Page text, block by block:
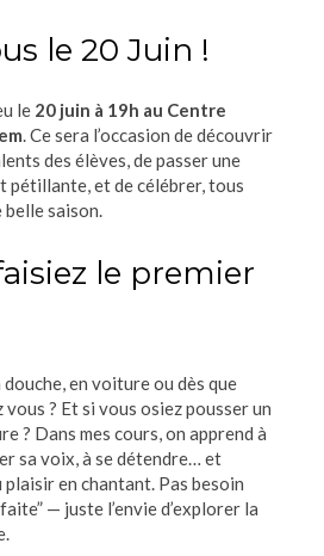
le 20 Juin !
le 20 juin à 19h au Centre
. Ce sera l’occasion de découvrir
des élèves, de passer une
pétillante, et de célébrer, tous
belle saison.
le premier
en voiture ou dès que
vous ? Et si vous osiez pousser un
? Dans mes cours, on apprend à
sa voix, à se détendre… et
en chantant. Pas besoin
— juste l’envie d’explorer la